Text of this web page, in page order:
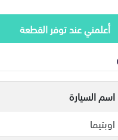
أعلمني عند توفر القطعة
اسم السيارة
اوبتيما